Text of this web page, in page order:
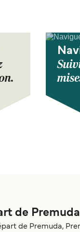
de
de Premuda,